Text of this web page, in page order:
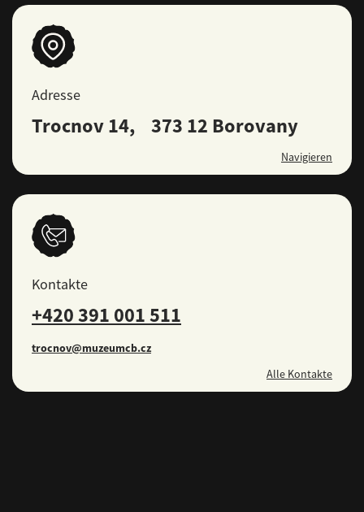
Adresse
Trocnov 14, 373 12 Borovany
Navigieren
Kontakte
+420 391 001 511
trocnov@muzeumcb.cz
Alle Kontakte